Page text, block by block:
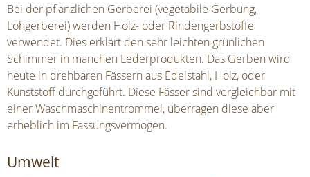
Bei der pflanzlichen Gerberei (vegetabile Gerbung,
Lohgerberei) werden Holz- oder Rindengerbstoffe
verwendet. Dies erklärt den sehr leichten grünlichen
Schimmer in manchen Lederprodukten. Das Gerben wird
heute in drehbaren Fässern aus Edelstahl, Holz, oder
Kunststoff durchgeführt. Diese Fässer sind vergleichbar mit
einer Waschmaschinentrommel, überragen diese aber
erheblich im Fassungsvermögen.
Umwelt